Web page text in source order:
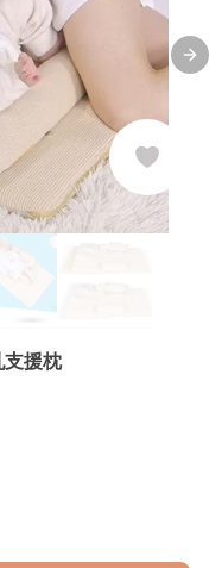
支援枕